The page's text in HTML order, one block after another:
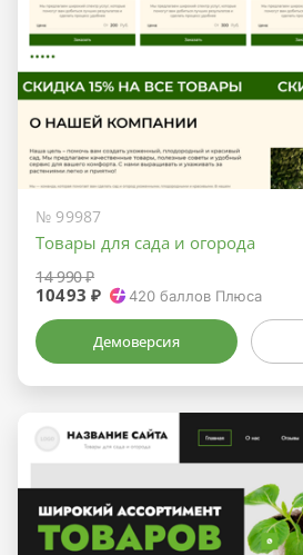
№ 99987
Товары для сада и огорода
14 990 ₽
10493 ₽ 420 баллов Плюса
Демоверсия